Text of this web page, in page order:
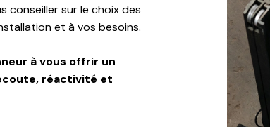
conseiller sur le choix des
et à vos besoins.
à vous offrir un
réactivité et